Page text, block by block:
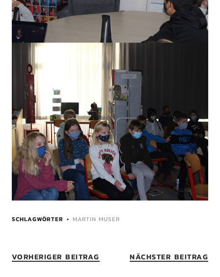
SCHLAGWÖRTER MARTIN MUSER
VORHERIGER BEITRAG NÄCHSTER BEITRAG